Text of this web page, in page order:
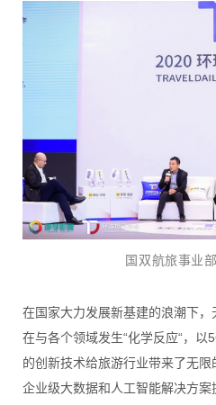
国双航旅事业
在国家大力发展新基建的浪潮下
在与各个领域发生“化学反应“，
的创新技术给旅游行业带来了无
企业级大数据和人工智能解决方